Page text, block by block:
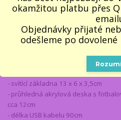
napájena USB kabelem (POZOR,
adaptér).Lampičku s 3D iluzí -
dekorativní dárek k narozeninám, k
všechny děti, kluky i holky, které
sportem souvisí.
- lampička výška cca 15,5cm
- svítící základna 13 x 6 x 3,5cm
- průhledná akrylová deska s
cca 12cm
- délka USB kabelu 90cm
okamžitou platbu přes
Objednávky přijaté
odešleme po dovolené